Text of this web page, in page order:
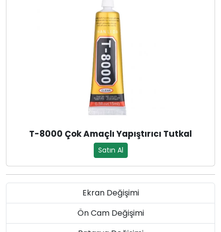
T-8000 Çok Amaçlı Yapıştırıcı Tutkal
Satın Al
Ekran Değişimi
Ön Cam Değişimi